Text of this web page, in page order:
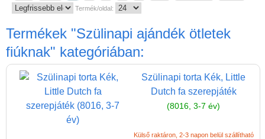
Termék/oldal:
Termékek "Szülinapi ajándék ötletek
fiúknak" kategóriában:
Szülinapi torta Kék, Little
Dutch fa szerepjáték
(8016, 3-7 év)
Külső raktáron, 2-3 napon belül szállítható
Foglalkoztató füzet
Fajátékok
Játék hangszer
Futóbiciklik, rollerek
Gyerekszoba
Intelligens gyurma
Iskolaszerek